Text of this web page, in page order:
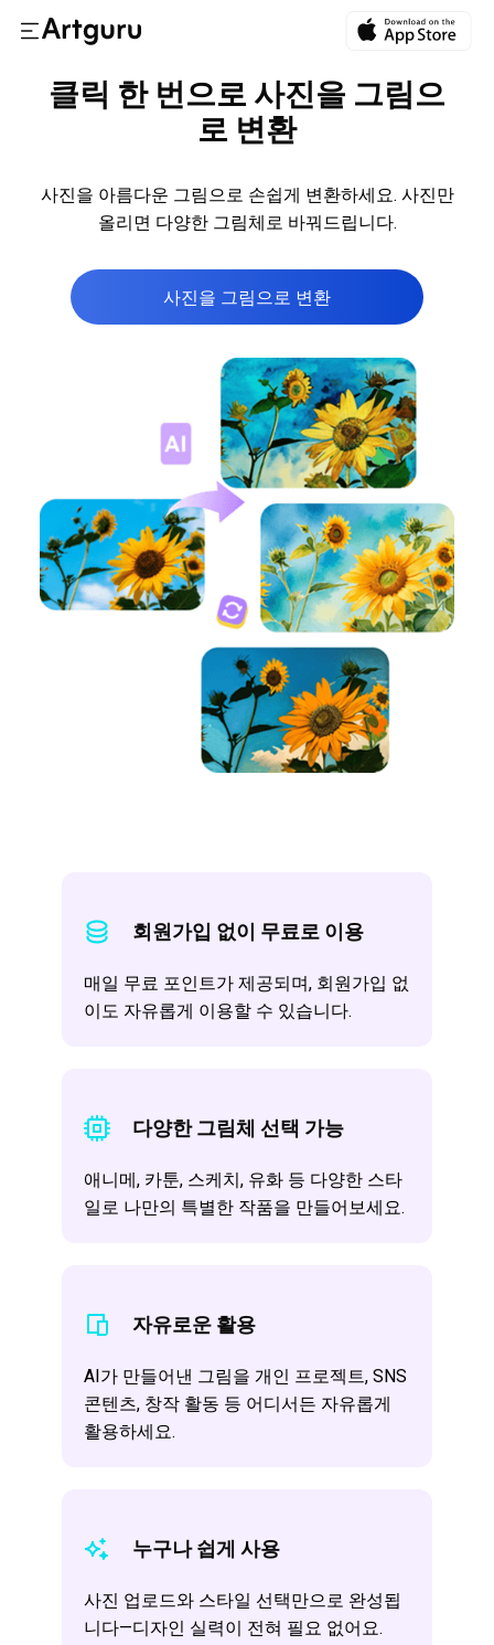
클릭 한 번으로 사진을 그림으
로 변환
사진을 아름다운 그림으로 손쉽게 변환하세요. 사진만
올리면 다양한 그림체로 바꿔드립니다.
사진을 그림으로 변환
회원가입 없이 무료로 이용
매일 무료 포인트가 제공되며, 회원가입 없
이도 자유롭게 이용할 수 있습니다.
다양한 그림체 선택 가능
애니메, 카툰, 스케치, 유화 등 다양한 스타
일로 나만의 특별한 작품을 만들어보세요.
자유로운 활용
AI가 만들어낸 그림을 개인 프로젝트, SNS
콘텐츠, 창작 활동 등 어디서든 자유롭게
활용하세요.
누구나 쉽게 사용
사진 업로드와 스타일 선택만으로 완성됩
니다—디자인 실력이 전혀 필요 없어요.